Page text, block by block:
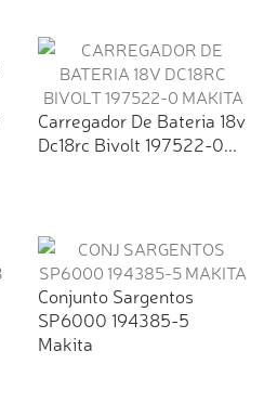
Carregador De Bateria 18v
Dc18rc Bivolt 197522-0...
Conjunto Sargentos
SP6000 194385-5
Makita